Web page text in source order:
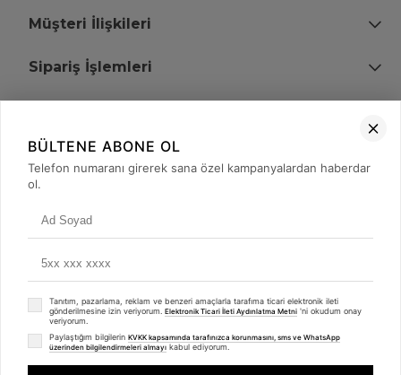
Müşteri İlişkileri
Sipariş İşlemleri
+90 (850) 473 08 08
© 2008 - 2026merterelektronik.com
Whatsapp
BÜLTENE ABONE OL
Telefon numaranı girerek sana özel kampanyalardan haberdar
ol.
Tanıtım, pazarlama, reklam ve benzeri amaçlarla tarafıma ticari elektronik ileti
gönderilmesine izin veriyorum. Elektronik Ticari İleti Aydınlatma Metni 'ni okudum onay
veriyorum.
Paylaştığım bilgilerin KVKK kapsamında tarafınızca korunmasını, sms ve WhatsApp
üzerinden bilgilendirmeleri almayı kabul ediyorum.